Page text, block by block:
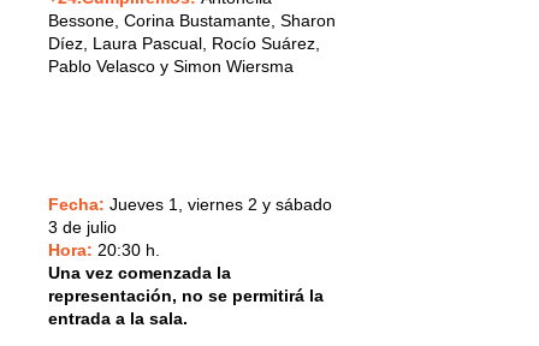
Bessone, Corina Bustamante, Sharon
Díez, Laura Pascual, Rocío Suárez,
Pablo Velasco y Simon Wiersma
Fecha: Jueves 1, viernes 2 y sábado
3 de julio
Hora: 20:30 h.
Una vez comenzada la
representación, no se permitirá la
entrada a la sala.